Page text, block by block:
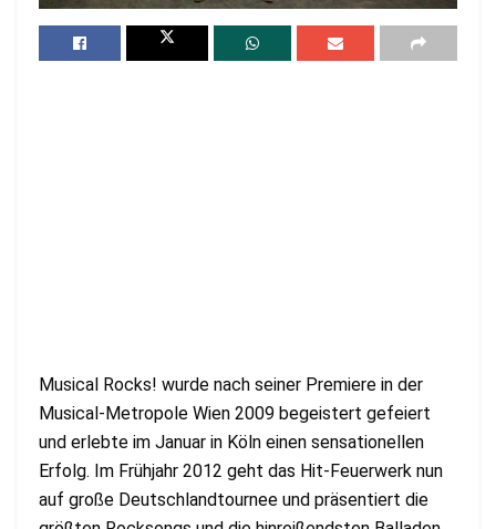
Musical Rocks! wurde nach seiner Premiere in der
Musical-Metropole Wien 2009 begeistert gefeiert
und erlebte im Januar in Köln einen sensationellen
Erfolg. Im Frühjahr 2012 geht das Hit-Feuerwerk nun
auf große Deutschlandtournee und präsentiert die